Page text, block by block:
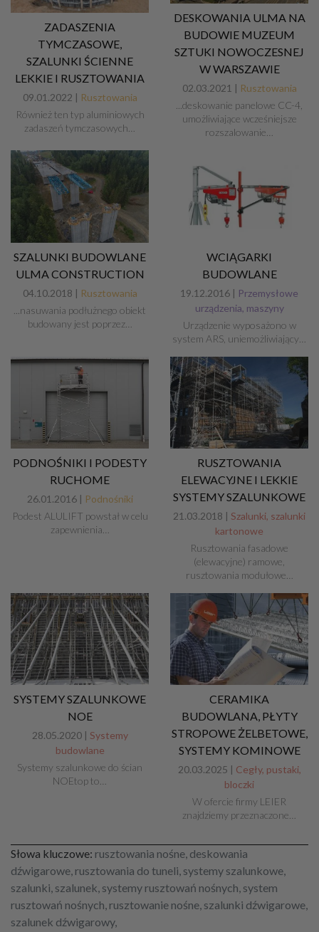
ZADASZENIA
TYMCZASOWE,
SZALUNKI ŚCIENNE
LEKKIE I RUSZTOWANIA
09.01.2022 | Rusztowania
Również ten typ aluminiowych
zadaszeń tymczasowych…
DESKOWANIA ULMA NA
BUDOWIE MUZEUM
SZTUKI NOWOCZESNEJ
W WARSZAWIE
02.03.2021 | Rusztowania
...deskowanie panelowe CC-4,
umożliwiające wcześniejsze
rozszalowanie…
SZALUNKI BUDOWLANE
ULMA CONSTRUCTION
04.10.2018 | Rusztowania
...nasuwania podłużnego obiekt
budowany jest poprzez…
WCIĄGARKI
BUDOWLANE
19.12.2016 | Przemysłowe
urządzenia, maszyny
Urządzenie wyposażono w
system ARS, uniemożliwiający…
PODNOŚNIKI I PODESTY
RUCHOME
26.01.2016 | Podnośniki
Podest ALULIFT powstał w celu
zapewnienia…
RUSZTOWANIA
ELEWACYJNE I LEKKIE
SYSTEMY SZALUNKOWE
21.03.2018 | Szalunki, szalunki
kartonowe
Rusztowania fasadowe
(elewacyjne) ramowe,
rusztowania modułowe…
SYSTEMY SZALUNKOWE
NOE
28.05.2020 | Systemy
budowlane
Systemy szalunkowe do ścian
NOEtop to…
CERAMIKA
BUDOWLANA, PŁYTY
STROPOWE ŻELBETOWE,
SYSTEMY KOMINOWE
20.03.2025 | Cegły, pustaki,
bloczki
W ofercie firmy LEIER
znajdziemy przeznaczone…
Słowa kluczowe: rusztowania nośne, deskowania
dźwigarowe, rusztowania do tuneli, systemy szalunkowe,
szalunki, szalunek, systemy rusztowań nośnych, system
rusztowań nośnych, rusztowanie nośne, szalunki dźwigarowe,
szalunek dźwigarowy,